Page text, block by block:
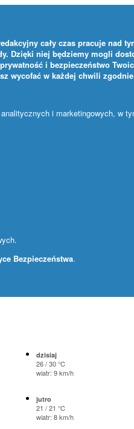
cały czas pracuje nad
Dzięki niej będziemy mogli
i bezpieczeństwo
wycofać w każdej chwili
i marketingowych, w
Bezpieczeństwa.
dzisiaj
26 / 30 °C
wiatr: 9 km/h
jutro
21 / 21 °C
wiatr: 8 km/h